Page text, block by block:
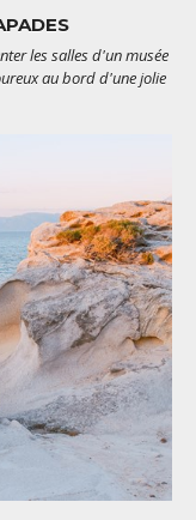
les salles d'un musée
au bord d'une jolie